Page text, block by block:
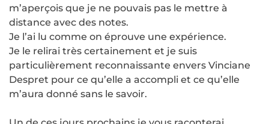
m’aperçois que je ne pouvais pas le mettre à
distance avec des notes.
Je l’ai lu comme on éprouve une expérience.
Je le relirai très certainement et je suis
particulièrement reconnaissante envers Vinciane
Despret pour ce qu’elle a accompli et ce qu’elle
m’aura donné sans le savoir.